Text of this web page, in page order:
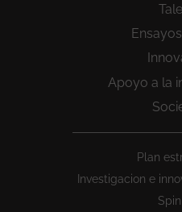
Apoyo a la
Plan
Investigacion e